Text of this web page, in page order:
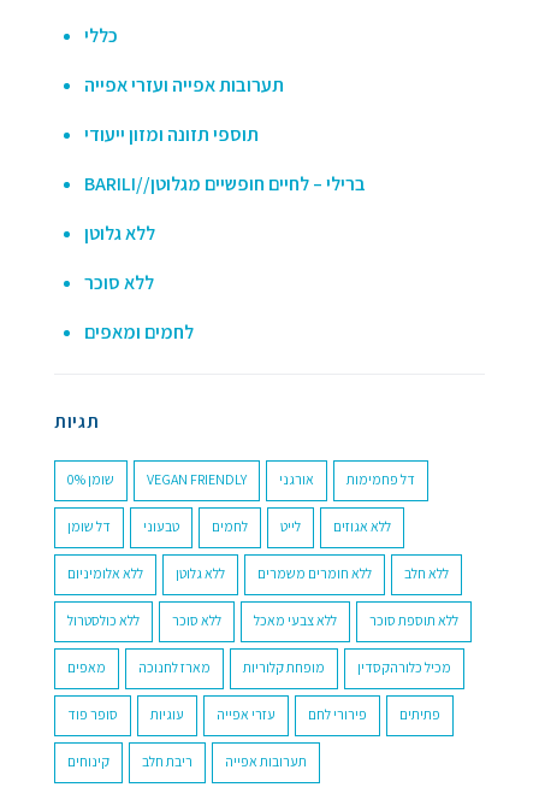
כללי
תערובות אפייה ועזרי אפייה
תוספי תזונה ומזון ייעודי
BARILI//ברילי – לחיים חופשיים מגלוטן
ללא גלוטן
ללא סוכר
לחמים ומאפים
תגיות
0% שומן VEGAN FRIENDLY אורגני דל פחמימות
דל שומן טבעוני לחמים לייט ללא אגוזים
ללא אלומיניום ללא גלוטן ללא חומרים משמרים ללא חלב
ללא כולסטרול ללא סוכר ללא צבעי מאכל ללא תוספת סוכר
מאפים מארז לחנוכה מופחת קלוריות מכיל כלורהקסדין
סופר פוד עוגיות עזרי אפייה פירורי לחם פתיתים
קינוחים ריבת חלב תערובות אפייה